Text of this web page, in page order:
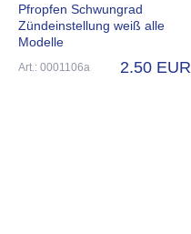
Pfropfen Schwungrad
Zündeinstellung weiß alle
Modelle
Art.: 0001106a 2.50 EUR